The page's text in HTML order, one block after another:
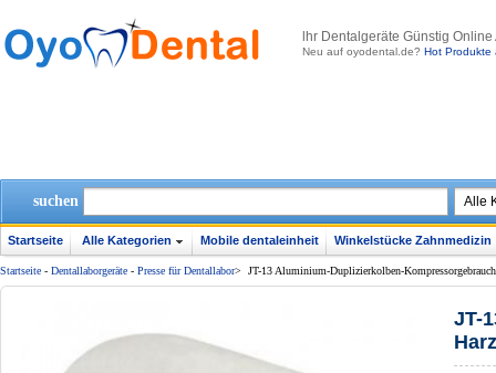
lhr Dentalgeräte Günstig
Neu auf oyodental.de? Hot Produkte
suchen
Startseite Alle Kategorien Mobile dentaleinheit Winkelstücke Zahnmedizin
Startseite - Dentallaborgeräte - Presse für Dentallabor> JT-13 Aluminium-Duplizierkolben-
JT-